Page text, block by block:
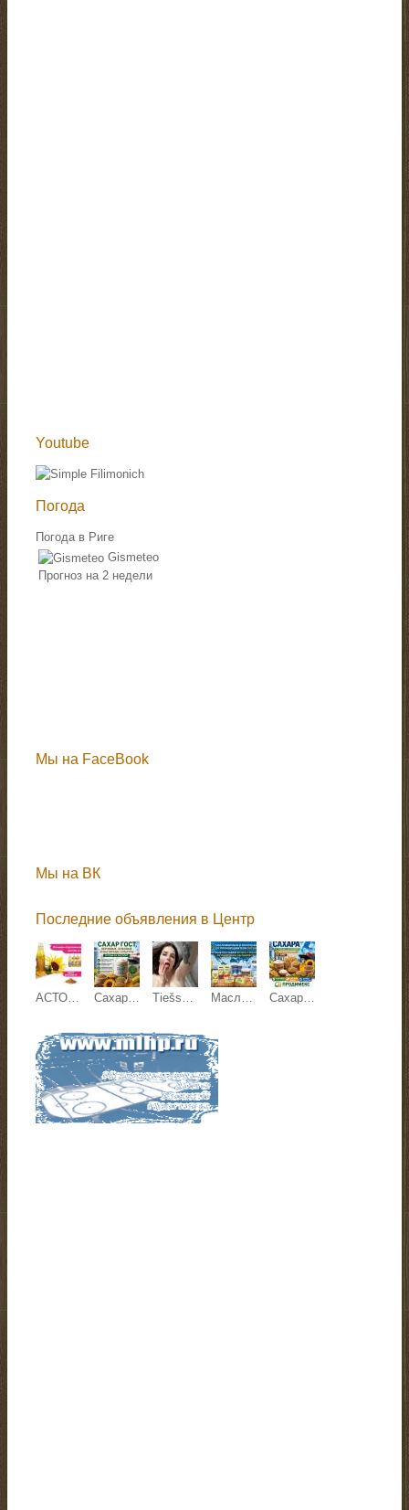
Youtube
Погода
Погода в Риге
Gismeteo
Прогноз на 2 недели
Мы на FaceBook
Мы на ВК
Последние объявления в Центр
АСТОН - Оптовые продажи подсолнечного масла от завода. Экспорт Сахар ГОСТ, зерновые, бобовые и масличные культуры оптом Tiešsaistes sekss Масложировая и молочная продукция СолПро - экспортные поставки Сахар, зерновые и зернобобовые, масличные культуры, корма